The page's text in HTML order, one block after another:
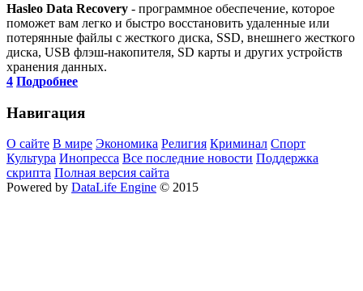
Hasleo Data Recovery - программное обеспечение, которое
поможет вам легко и быстро восстановить удаленные или
потерянные файлы с жесткого диска, SSD, внешнего жесткого
диска, USB флэш-накопителя, SD карты и других устройств
хранения данных.
4 Подробнее
Навигация
О сайте В мире Экономика Религия Криминал Спорт
Культура Инопресса Все последние новости Поддержка
скрипта Полная версия сайта
Powered by DataLife Engine © 2015